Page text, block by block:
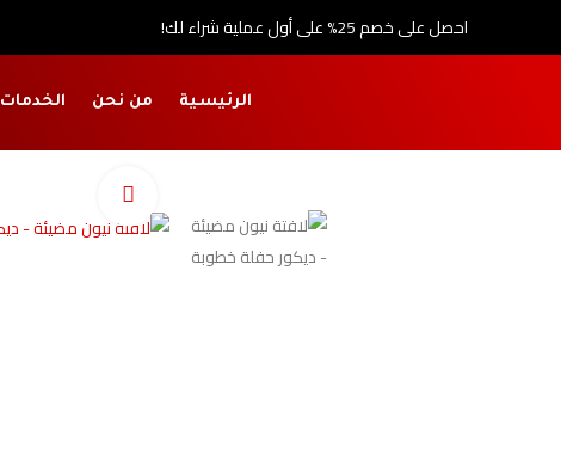
احصل على خصم 25% على أول عملية شراء لك!
الرئيسية من نحن الخدمات